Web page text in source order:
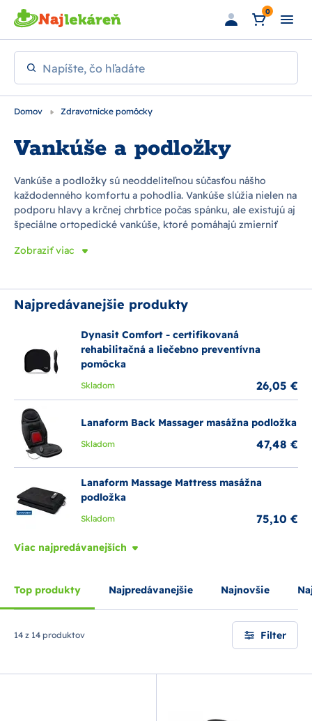
Preskočiť na hlavný obsah 0
Napíšte, čo hľadáte
Domov Zdravotnícke pomôcky
Vankúše a podložky
Vankúše a podložky sú neoddeliteľnou súčasťou nášho
každodenného komfortu a pohodlia. Vankúše slúžia nielen na
podporu hlavy a krčnej chrbtice počas spánku, ale existujú aj
špeciálne ortopedické vankúše, ktoré pomáhajú zmierniť
sedenie a môžu byť vyrobené z rôznych materiálov, ako je
doma, v kancelárii alebo na cestách, kde prispievajú k
správnej postave a pohodlnému odpočinku. Pri výbere
vankúšov a podložiek je dôležité brať do úvahy individuálne
preferencie a zdravotné potreby, aby sa dosiahol maximálny
komfort a podpora.
Zobraziť viac
Najpredávanejšie produkty
Dynasit Comfort - certifikovaná
rehabilitačná a liečebno preventívna
pomôcka
Skladom 26,05 €
Lanaform Back Massager masážna podložka
Skladom 47,48 €
Lanaform Massage Mattress masážna
podložka
Skladom 75,10 €
Viac najpredávanejších
Top produkty Najpredávanejšie Najnovšie
14 z 14 produktov Filter